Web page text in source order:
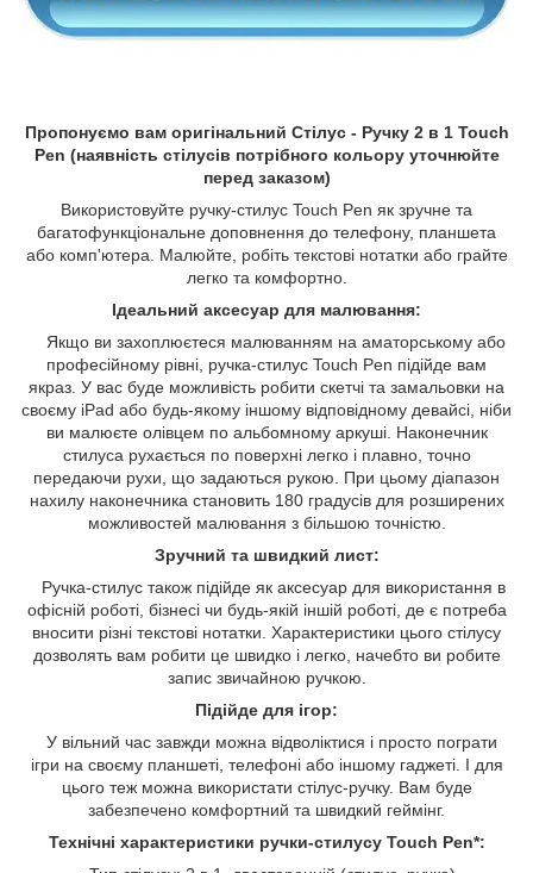
Пропонуємо вам оригінальний Стілус - Ручку 2 в 1 Touch
Pen (наявність стілусів потрібного кольору уточнюйте
перед заказом)
Використовуйте ручку-стилус Touch Pen як зручне та
багатофункціональне доповнення до телефону, планшета
або комп'ютера. Малюйте, робіть текстові нотатки або грайте
легко та комфортно.
Ідеальний аксесуар для малювання:
Якщо ви захоплюєтеся малюванням на аматорському або
професійному рівні, ручка-стилус Touch Pen підійде вам
якраз. У вас буде можливість робити скетчі та замальовки на
своєму iPad або будь-якому іншому відповідному девайсі, ніби
ви малюєте олівцем по альбомному аркуші. Наконечник
стилуса рухається по поверхні легко і плавно, точно
передаючи рухи, що задаються рукою. При цьому діапазон
нахилу наконечника становить 180 градусів для розширених
можливостей малювання з більшою точністю.
Зручний та швидкий лист:
Ручка-стилус також підійде як аксесуар для використання в
офісній роботі, бізнесі чи будь-якій іншій роботі, де є потреба
вносити різні текстові нотатки. Характеристики цього стілусу
дозволять вам робити це швидко і легко, начебто ви робите
запис звичайною ручкою.
Підійде для ігор:
У вільний час завжди можна відволіктися і просто пограти
ігри на своєму планшеті, телефоні або іншому гаджеті. І для
цього теж можна використати стілус-ручку. Вам буде
забезпечено комфортний та швидкий геймінг.
Технічні характеристики ручки-стилусу Touch Pen*: